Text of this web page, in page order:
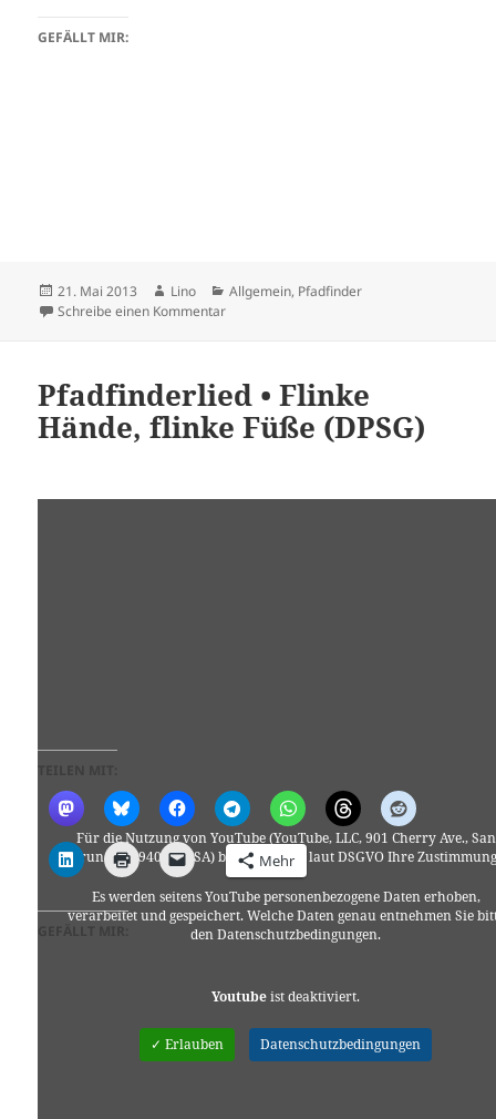
GEFÄLLT MIR:
Veröffentlicht
am
21. Mai 2013 Autor
Lino Kategorien
Allgemein, Pfadfinder
Schreibe einen Kommentarzu STAMM PARTNER ERDE
Pfadfinderlied • Flinke
Hände, flinke Füße (DPSG)
Für die Nutzung von YouTube (YouTube, LLC, 901 Cherry Ave., San
Bruno, CA 94066, USA) benötigen wir laut DSGVO Ihre
Es werden seitens YouTube personenbezogene Daten erhoben,
verarbeitet und gespeichert. Welche Daten genau entnehmen Sie
den Datenschutzbedingungen.
Youtubeist deaktiviert.
✓ Erlauben Datenschutzbedingungen
Mehr